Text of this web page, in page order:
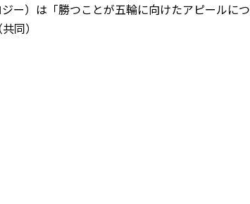
ー）は「勝つことが五輪に向けたアピールに
同）